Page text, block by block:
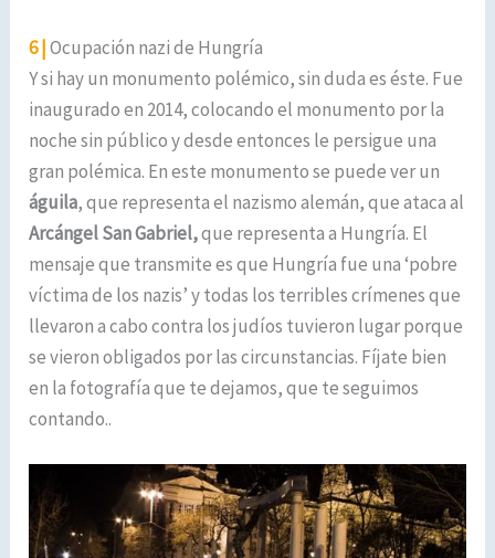
6 |Ocupación nazi de Hungría
Y si hay un monumento polémico, sin duda es éste. Fue
inaugurado en 2014, colocando el monumento por la
noche sin público y desde entonces le persigue una
gran polémica. En este monumento se puede ver un
águila, que representa el nazismo alemán, que ataca al
Arcángel San Gabriel,que representa a Hungría. El
mensaje que transmite es que Hungría fue una ‘pobre
víctima de los nazis’ y todas los terribles crímenes que
llevaron a cabo contra los judíos tuvieron lugar porque
se vieron obligados por las circunstancias. Fíjate bien
en la fotografía que te dejamos, que te seguimos
contando..